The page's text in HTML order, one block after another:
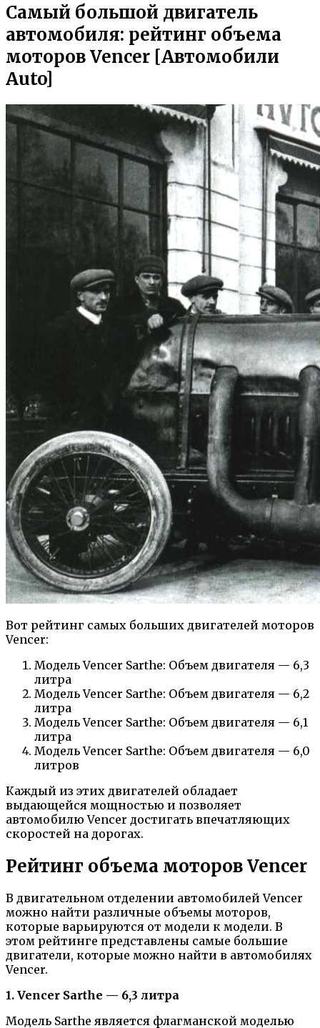
Самый большой двигатель
автомобиля: рейтинг объема
моторов Vencer [Автомобили
Auto]
Вот рейтинг самых больших двигателей моторов
Vencer:
Модель Vencer Sarthe: Объем двигателя — 6,3
литра
Модель Vencer Sarthe: Объем двигателя — 6,2
литра
Модель Vencer Sarthe: Объем двигателя — 6,1
литра
Модель Vencer Sarthe: Объем двигателя — 6,0
литров
Каждый из этих двигателей обладает
выдающейся мощностью и позволяет
автомобилю Vencer достигать впечатляющих
скоростей на дорогах.
Рейтинг объема моторов Vencer
В двигательном отделении автомобилей Vencer
можно найти различные объемы моторов,
которые варьируются от модели к модели. В
этом рейтинге представлены самые большие
двигатели, которые можно найти в автомобилях
Vencer.
1. Vencer Sarthe — 6,3 литра
Модель Sarthe является флагманской моделью